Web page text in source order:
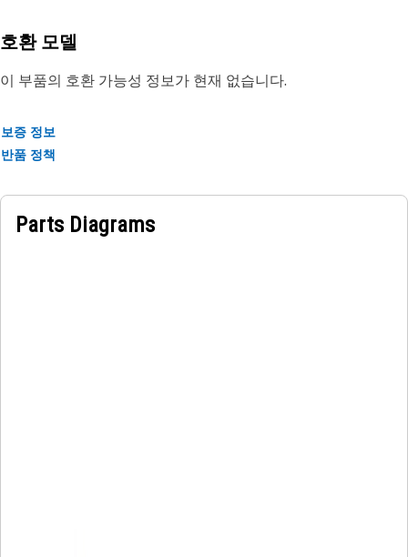
호환 모델
이 부품의 호환 가능성 정보가 현재 없습니다.
보증 정보
반품 정책
Parts Diagrams